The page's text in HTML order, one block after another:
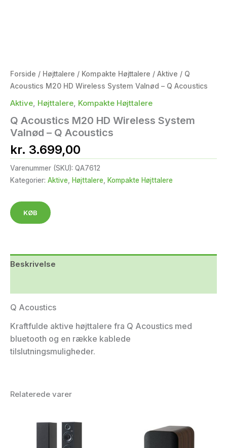
Forside / Højttalere / Kompakte Højttalere / Aktive / Q
Acoustics M20 HD Wireless System Valnød – Q Acoustics
Aktive Højttalere Kompakte Højttalere
Q Acoustics M20 HD Wireless System
Valnød – Q Acoustics
kr. 3.699,00
Varenummer (SKU): QA7612
Kategorier: Aktive, Højttalere, Kompakte Højttalere
KØB
Beskrivelse
Q Acoustics
Kraftfulde aktive højttalere fra Q Acoustics med
bluetooth og en række kablede
tilslutningsmuligheder.
Relaterede varer